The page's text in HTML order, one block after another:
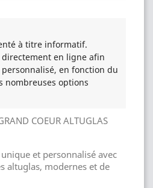
à titre informatif.
directement en ligne afin
en fonction du
nombreuses options
COEUR ALTUGLAS
et personnalisé avec
altuglas, modernes et de